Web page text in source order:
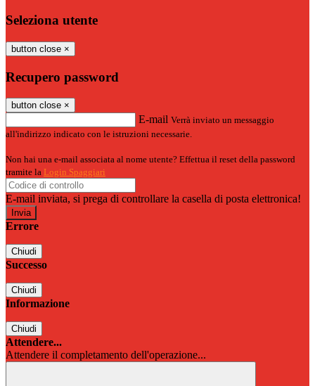
Seleziona utente
button close ×
Recupero password
button close ×
E-mail Verrà inviato un messaggio
all'indirizzo indicato con le istruzioni necessarie.
Non hai una e-mail associata al nome utente? Effettua il reset della password
tramite la Login Spaggiari
E-mail inviata, si prega di controllare la casella di posta elettronica!
Errore
Chiudi
Successo
Chiudi
Informazione
Chiudi
Attendere...
Attendere il completamento dell'operazione...